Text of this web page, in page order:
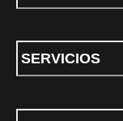
SERVICIOS